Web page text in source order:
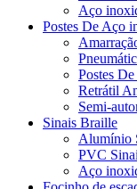
Aço
Postes De Aço
Postes
Retrátil
Semi-
Sinais Braille
Alumínio
PVC
Aço